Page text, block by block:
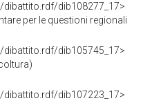
dib108277_17>
per le questioni regionali
dib105745_17>
dib107223_17>